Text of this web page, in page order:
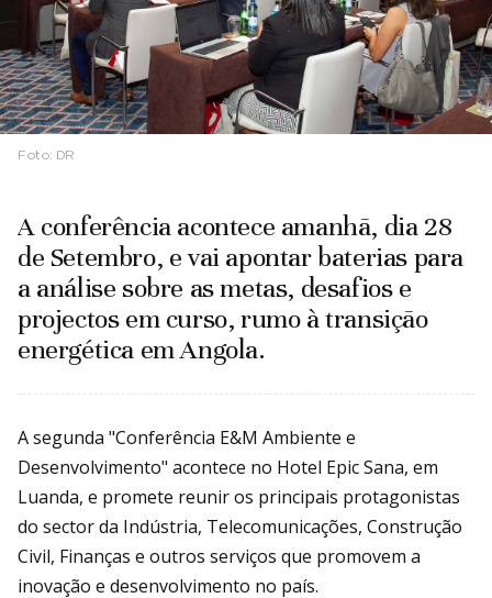
Foto: DR
A conferência acontece amanhã, dia 28
de Setembro, e vai apontar baterias para
a análise sobre as metas, desafios e
projectos em curso, rumo à transição
energética em Angola.
A segunda "Conferência E&M Ambiente e
Desenvolvimento" acontece no Hotel Epic Sana, em
Luanda, e promete reunir os principais protagonistas
do sector da Indústria, Telecomunicações, Construção
Civil, Finanças e outros serviços que promovem a
inovação e desenvolvimento no país.